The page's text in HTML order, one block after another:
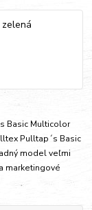
Basic Multicolor
Pulltap´s Basic
model veľmi
marketingové